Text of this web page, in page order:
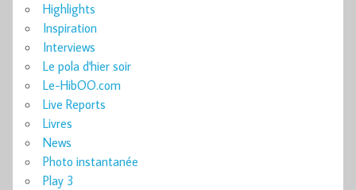
Highlights
Inspiration
Interviews
Le pola d'hier soir
Le-HibOO.com
Live Reports
Livres
News
Photo instantanée
Play 3